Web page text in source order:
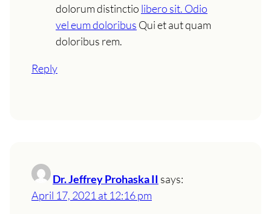
dolorum distinctio libero sit. Odio
vel eum doloribus Qui et aut quam
doloribus rem.
Reply
Dr. Jeffrey Prohaska II says:
April 17, 2021 at 12:16 pm